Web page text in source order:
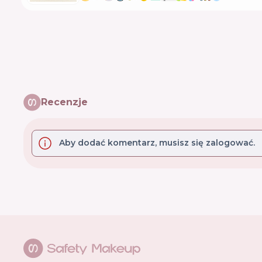
Recenzje
Aby dodać komentarz, musisz się zalogować.